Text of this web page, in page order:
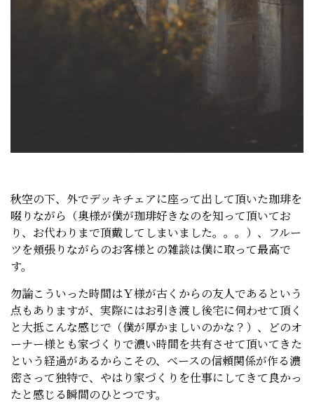
秋空の下、外でデッキチェアに座って出して頂いた珈琲を
啜りながら（奥様が僕が珈琲好きなのを知って頂いてお
り、お代わりまで頂戴してしまいました。。。）、フルー
ツを頬張りながらのお客様との雑談は僕に取って最高で
す。
勿論こういった時間はＹ様が古くからの友人であるという
点もありますが、実際にはお引き渡し後宅に伺わせて頂く
と大抵こんな感じで（僕が厚かましいのかな？）、どのオ
ーナー様とも家づくりで濃い時間を共有させて頂いてきた
という経過があるからこその、ベースの信頼関係が作る濃
密さって独特で、やはり家づくりを仕事にしてきて良かっ
たと感じる瞬間のひとつです。